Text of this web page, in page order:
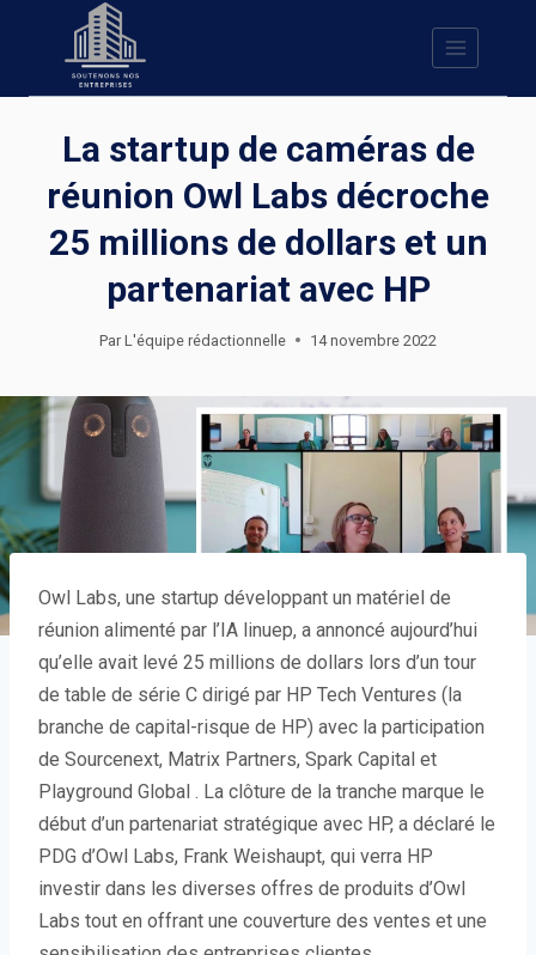
La startup de caméras de
réunion Owl Labs décroche
25 millions de dollars et un
partenariat avec HP
Par L'équipe rédactionnelle 14 novembre 2022
Owl Labs, une startup développant un matériel de
réunion alimenté par l’IA linuep, a annoncé aujourd’hui
qu’elle avait levé 25 millions de dollars lors d’un tour
de table de série C dirigé par HP Tech Ventures (la
branche de capital-risque de HP) avec la participation
de Sourcenext, Matrix Partners, Spark Capital et
Playground Global . La clôture de la tranche marque le
début d’un partenariat stratégique avec HP, a déclaré le
PDG d’Owl Labs, Frank Weishaupt, qui verra HP
investir dans les diverses offres de produits d’Owl
Labs tout en offrant une couverture des ventes et une